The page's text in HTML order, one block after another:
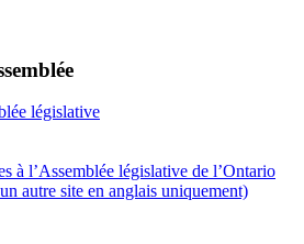
législative
à l’Assemblée législative de l’Ontario
autre site en anglais uniquement)